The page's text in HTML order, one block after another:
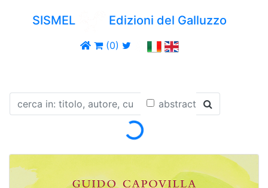
SISMEL Edizioni del Galluzzo
(0)
abstract
Loading...